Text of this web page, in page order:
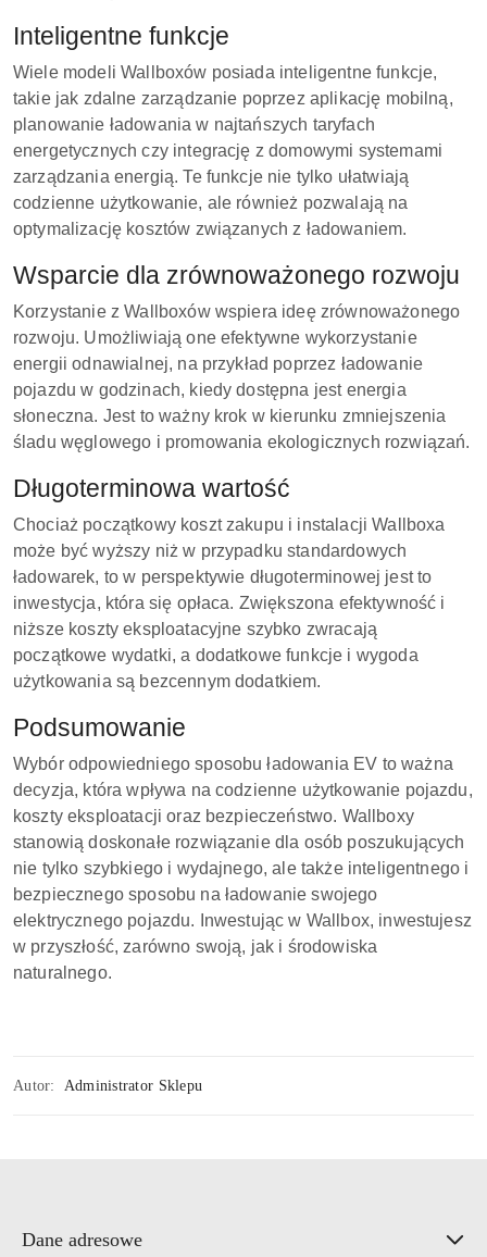
Inteligentne funkcje
Wiele modeli Wallboxów posiada inteligentne funkcje,
takie jak zdalne zarządzanie poprzez aplikację mobilną,
planowanie ładowania w najtańszych taryfach
energetycznych czy integrację z domowymi systemami
zarządzania energią. Te funkcje nie tylko ułatwiają
codzienne użytkowanie, ale również pozwalają na
optymalizację kosztów związanych z ładowaniem.
Wsparcie dla zrównoważonego rozwoju
Korzystanie z Wallboxów wspiera ideę zrównoważonego
rozwoju. Umożliwiają one efektywne wykorzystanie
energii odnawialnej, na przykład poprzez ładowanie
pojazdu w godzinach, kiedy dostępna jest energia
słoneczna. Jest to ważny krok w kierunku zmniejszenia
śladu węglowego i promowania ekologicznych rozwiązań.
Długoterminowa wartość
Chociaż początkowy koszt zakupu i instalacji Wallboxa
może być wyższy niż w przypadku standardowych
ładowarek, to w perspektywie długoterminowej jest to
inwestycja, która się opłaca. Zwiększona efektywność i
niższe koszty eksploatacyjne szybko zwracają
początkowe wydatki, a dodatkowe funkcje i wygoda
użytkowania są bezcennym dodatkiem.
Podsumowanie
Wybór odpowiedniego sposobu ładowania EV to ważna
decyzja, która wpływa na codzienne użytkowanie pojazdu,
koszty eksploatacji oraz bezpieczeństwo. Wallboxy
stanowią doskonałe rozwiązanie dla osób poszukujących
nie tylko szybkiego i wydajnego, ale także inteligentnego i
bezpiecznego sposobu na ładowanie swojego
elektrycznego pojazdu. Inwestując w Wallbox, inwestujesz
w przyszłość, zarówno swoją, jak i środowiska
naturalnego.
Autor: Administrator Sklepu
Dane adresowe